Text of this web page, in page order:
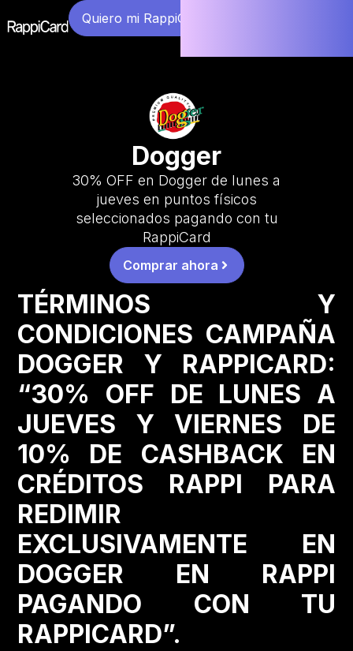
Quiero mi RappiCard
Dogger
30% OFF en Dogger de lunes a
jueves en puntos físicos
seleccionados pagando con tu
RappiCard
Comprar ahora
TÉRMINOS Y
CONDICIONES CAMPAÑA
DOGGER Y RAPPICARD:
“30% OFF DE LUNES A
JUEVES Y VIERNES DE
10% DE CASHBACK EN
CRÉDITOS RAPPI PARA
REDIMIR
EXCLUSIVAMENTE EN
DOGGER EN RAPPI
PAGANDO CON TU
RAPPICARD”.